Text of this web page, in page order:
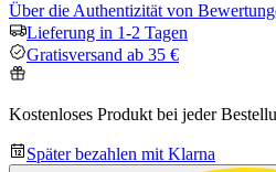
Über die Authentizität von
Lieferung in 1-2 Tagen
Gratisversand ab 35 €
Kostenloses Produkt bei jeder
Später bezahlen mit Klarna